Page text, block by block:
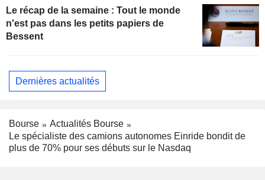
Le récap de la semaine : Tout le monde
n'est pas dans les petits papiers de
Bessent
Dernières actualités
Bourse
Actualités Bourse
Le spécialiste des camions autonomes Einride bondit de
plus de 70% pour ses débuts sur le Nasdaq